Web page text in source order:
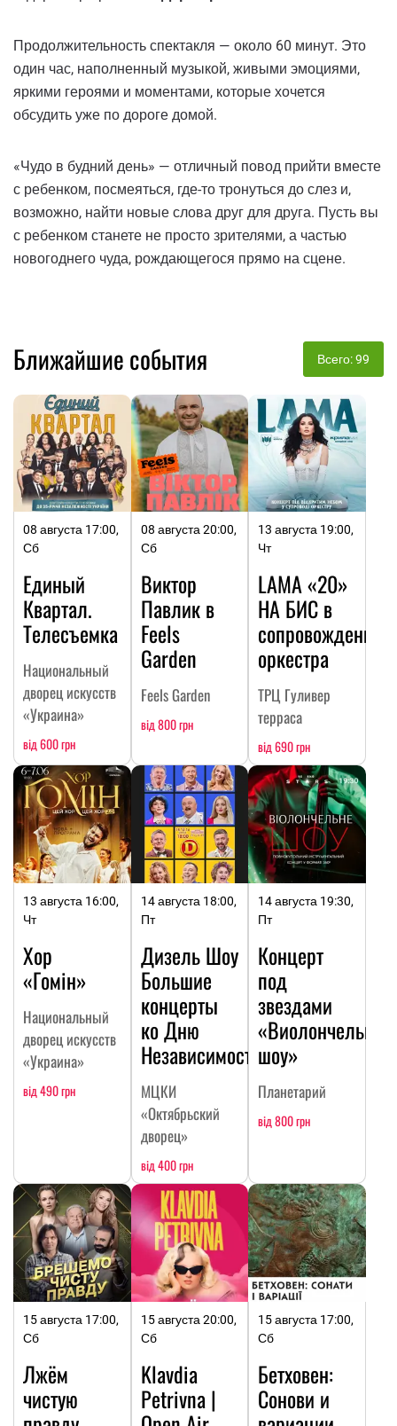
Продолжительность спектакля — около 60 минут. Это
один час, наполненный музыкой, живыми эмоциями,
яркими героями и моментами, которые хочется
обсудить уже по дороге домой.
«Чудо в будний день» — отличный повод прийти вместе
с ребенком, посмеяться, где-то тронуться до слез и,
возможно, найти новые слова друг для друга. Пусть вы
с ребенком станете не просто зрителями, а частью
новогоднего чуда, рождающегося прямо на сцене.
Ближайшие события Всего: 99
08 августа 17:00,
Сб
Единый
Квартал.
Телесъемка
Национальный
дворец искусств
«Украина»
від 600 грн
08 августа 20:00,
Сб
Виктор
Павлик в
Feels
Garden
Feels Garden
від 800 грн
13 августа 19:00,
Чт
LAMA «20»
НА БИC в
сопровождении
оркестра
ТРЦ Гуливер
терраса
від 690 грн
13 августа 16:00,
Чт
Хор
«Гомін»
Национальный
дворец искусств
«Украина»
від 490 грн
14 августа 18:00,
Пт
Дизель Шоу
Большие
концерты
ко Дню
Независимости
МЦКИ
«Октябрьский
дворец»
від 400 грн
14 августа 19:30,
Пт
Концерт
под
звездами
«Виолончельное
шоу»
Планетарий
від 800 грн
15 августа 17:00,
Сб
Лжём
чистую
15 августа 20:00,
Сб
Klavdia
Petrivna |
15 августа 17:00,
Сб
Бетховен:
Сонови и